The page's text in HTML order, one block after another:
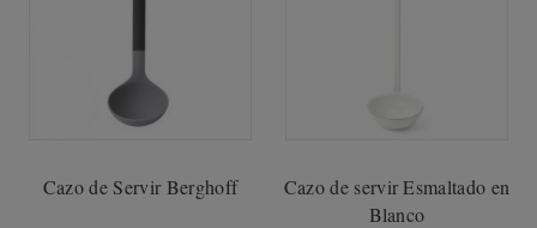
Cazo de Servir Berghoff
Cazo de servir Esmaltado en
Blanco